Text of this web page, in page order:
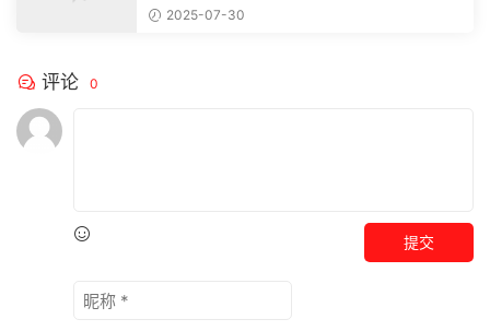
注，精彩模板每天推送预览结束，本文...
2025-07-30
评论 0
提交